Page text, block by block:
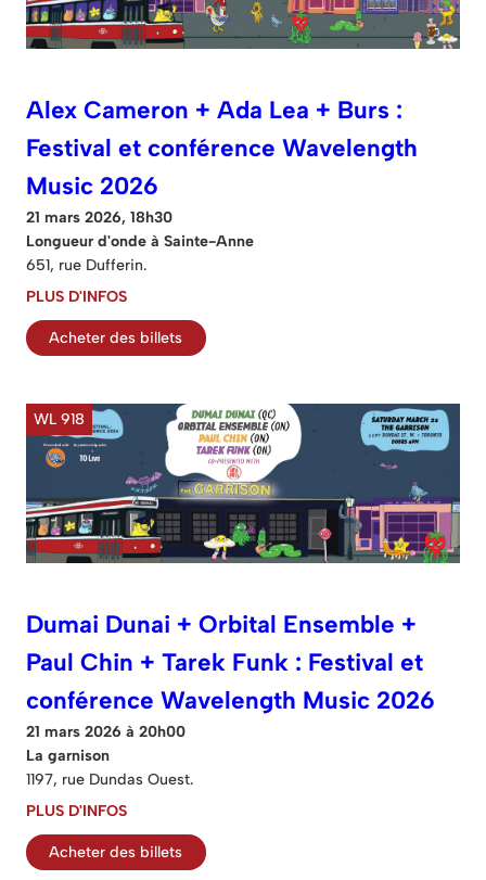
Alex Cameron + Ada Lea + Burs :
Festival et conférence Wavelength
Music 2026
21 mars 2026, 18h30
Longueur d'onde à Sainte-Anne
651, rue Dufferin.
PLUS D'INFOS
Acheter des billets
WL 918
Dumai Dunai + Orbital Ensemble +
Paul Chin + Tarek Funk : Festival et
conférence Wavelength Music 2026
21 mars 2026 à 20h00
La garnison
1197, rue Dundas Ouest.
PLUS D'INFOS
Acheter des billets